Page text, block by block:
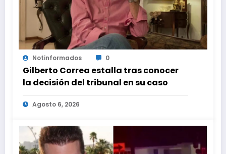
Notinformados 0
Gilberto Correa estalla tras conocer
la decisión del tribunal en su caso
Agosto 6, 2026